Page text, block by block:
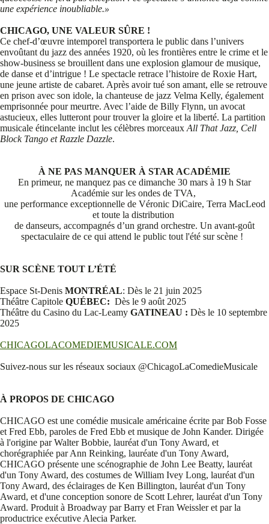
une expérience inoubliable.»
CHICAGO, UNE VALEUR SÛRE !
Ce chef-d’œuvre intemporel transportera le public dans l’univers
envoûtant du jazz des années 1920, où les frontières entre le crime et le
show-business se brouillent dans une explosion glamour de musique,
de danse et d’intrigue ! Le spectacle retrace l’histoire de Roxie Hart,
une jeune artiste de cabaret. Après avoir tué son amant, elle se retrouve
en prison avec son idole, la chanteuse de jazz Velma Kelly, également
emprisonnée pour meurtre. Avec l’aide de Billy Flynn, un avocat
astucieux, elles lutteront pour trouver la gloire et la liberté. La partition
musicale étincelante inclut les célèbres morceaux All That Jazz, Cell
Block Tango et Razzle Dazzle.
À NE PAS MANQUER À STAR ACADÉMIE
En primeur, ne manquez pas ce dimanche 30 mars à 19 h Star
Académie sur les ondes de TVA,
une performance exceptionnelle de Véronic DiCaire, Terra MacLeod
et toute la distribution
de danseurs, accompagnés d’un grand orchestre. Un avant-goût
spectaculaire de ce qui attend le public tout l'été sur scène !
SUR SCÈNE TOUT L’ÉTÉ
Espace St-Denis MONTRÉAL: Dès le 21 juin 2025
Théâtre Capitole QUÉBEC: Dès le 9 août 2025
Théâtre du Casino du Lac-Leamy GATINEAU : Dès le 10 septembre
2025
CHICAGOLACOMEDIEMUSICALE.COM
Suivez-nous sur les réseaux sociaux @ChicagoLaComedieMusicale
À PROPOS DE CHICAGO
CHICAGO est une comédie musicale américaine écrite par Bob Fosse
et Fred Ebb, paroles de Fred Ebb et musique de John Kander. Dirigée
à l'origine par Walter Bobbie, lauréat d'un Tony Award, et
chorégraphiée par Ann Reinking, lauréate d'un Tony Award,
CHICAGO présente une scénographie de John Lee Beatty, lauréat
d'un Tony Award, des costumes de William Ivey Long, lauréat d'un
Tony Award, des éclairages de Ken Billington, lauréat d'un Tony
Award, et d'une conception sonore de Scott Lehrer, lauréat d'un Tony
Award. Produit à Broadway par Barry et Fran Weissler et par la
productrice exécutive Alecia Parker.